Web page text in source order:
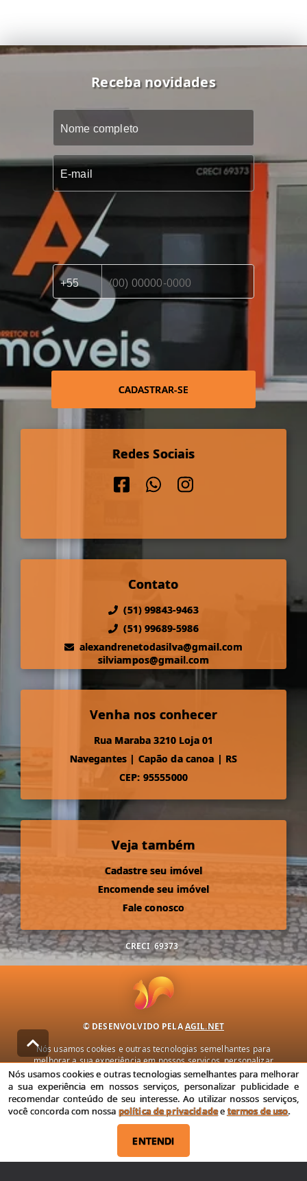
Receba novidades
CADASTRAR-SE
Redes Sociais
Contato
(51) 99843-9463
(51) 99689-5986
alexandrenetodasilva@gmail.com
silviampos@gmail.com
Venha nos conhecer
Rua Maraba 3210 Loja 01
Navegantes | Capão da canoa | RS
CEP: 95555000
Veja também
Cadastre seu imóvel
Encomende seu imóvel
Fale conosco
CRECI 69373
© DESENVOLVIDO PELAAGIL.NET
Nós usamos cookies e outras tecnologias semelhantes para
melhorar a sua experiência em nossos serviços, personalizar
publicidade e recomendar conteúdo de seu interesse. Ao utilizar
nossos serviços, você concorda com nossa política de privacidade e
termos de uso.
Política de Privacidade Termos de uso
Nós usamos cookies e outras tecnologias semelhantes para melhorar
a sua experiência em nossos serviços, personalizar publicidade e
recomendar conteúdo de seu interesse. Ao utilizar nossos serviços,
você concorda com nossa política de privacidadeetermos de uso.
ENTENDI